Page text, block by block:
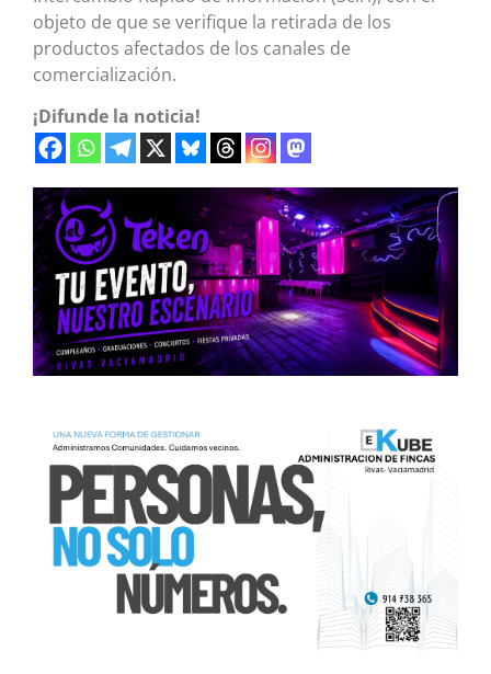
objeto de que se verifique la retirada de los
productos afectados de los canales de
comercialización.
¡Difunde la noticia!